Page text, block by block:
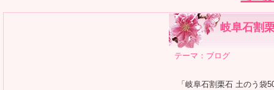
岐阜石割
テーマ： ブログ
「岐阜石割栗石 土のう袋